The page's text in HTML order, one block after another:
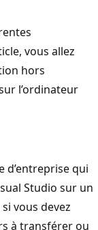
vous allez
hors
l’ordinateur
qui
Studio sur un
vous devez
à transférer ou